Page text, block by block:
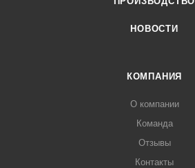
НОВОСТИ
КОМПАНИЯ
О компании
Команда
Отзывы
Контакты